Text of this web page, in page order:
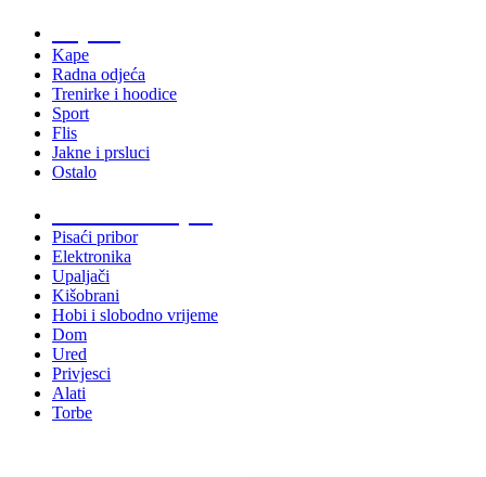
Kape
Radna odjeća
Trenirke i hoodice
Sport
Flis
Jakne i prsluci
Ostalo
Pisaći pribor
Elektronika
Upaljači
Kišobrani
Hobi i slobodno vrijeme
Dom
Ured
Privjesci
Alati
Torbe